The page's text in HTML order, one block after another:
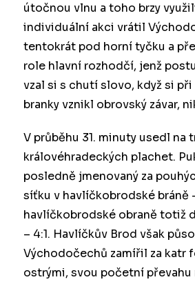
útočnou vlnu a toho brzy
individuální akci vrátil
tentokrát pod horní tyčku a
role hlavní rozhodčí, jenž
vzal si s chutí slovo, když si
branky vznikl obrovský závar,
V průběhu 31. minuty usedl
královéhradeckých plachet.
posledně jmenovaný za
síťku v havlíčkobrodské bráně
havlíčkobrodské obraně totiž
– 4:1. Havlíčkův Brod však
Východočechů zamířil za katr
ostrými, svou početní převahu